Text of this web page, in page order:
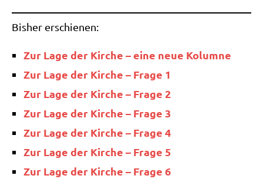
Bis­her erschienen:
Zur Lage der Kir­che – eine neue Kolumne
Zur Lage der Kir­che – Fra­ge 1
Zur Lage der Kir­che – Fra­ge 2
Zur Lage der Kir­che – Fra­ge 3
Zur Lage der Kir­che – Fra­ge 4
Zur Lage der Kir­che – Fra­ge 5
Zur Lage der Kir­che – Fra­ge 6